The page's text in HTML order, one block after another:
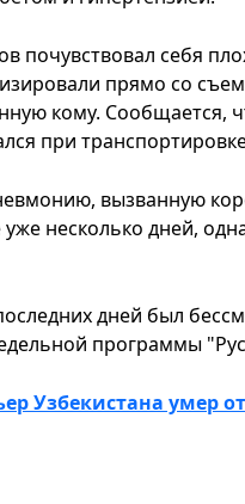
почувствовал себя
прямо со
кому. Сообщается,
при
вызванную
несколько дней,
дней был
программы
Узбекистана умер